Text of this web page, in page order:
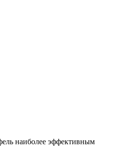
наиболее эффективным